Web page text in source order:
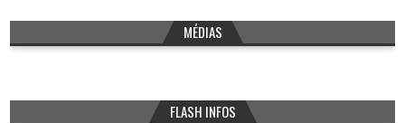
MÉDIAS
FLASH INFOS